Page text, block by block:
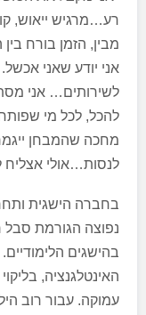
רע…מרגיש ייאוש,
מבין, הזמן בורח
אני יודע שאני
לשירותים… אני
להכל, לכל מי
מחכה שהמבחן
לנסות…אולי אצליח לקבל 60, למרות
בחברה הישגית
נפוצה הגורמת סבל
בהישגים
האינטלגנציה,
עמוקה. עבור רוב